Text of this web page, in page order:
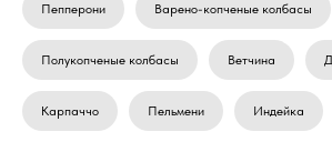
Пепперони Варено-копченые колбасы
Полукопченые колбасы Ветчина
Карпаччо Пельмени Индейка